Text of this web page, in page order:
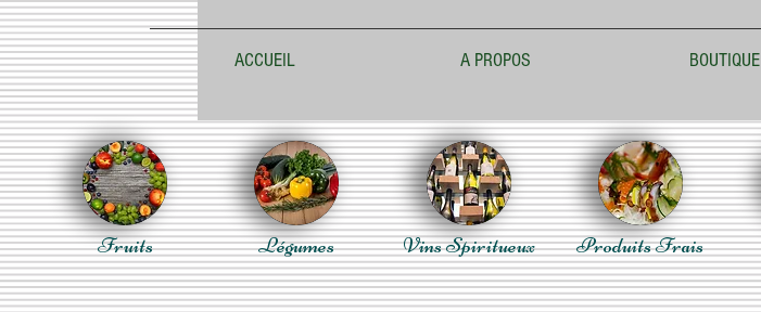
ACCUEIL A PROPOS BOUTIQUE
Fruits Légumes Vins Spiritueux Produits Frais